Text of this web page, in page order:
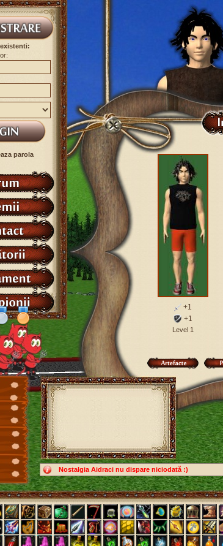
Nostalgia Aidraci nu dispare niciodată :)
parola
+1
+1
Level 1